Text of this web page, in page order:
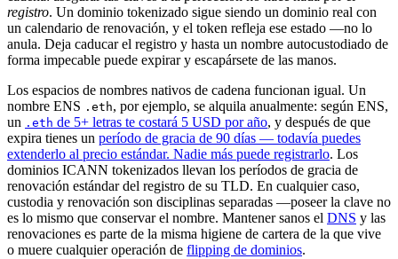
registro. Un dominio tokenizado sigue siendo un dominio real con
un calendario de renovación, y el token refleja ese estado —no lo
anula. Deja caducar el registro y hasta un nombre autocustodiado de
forma impecable puede expirar y escapársete de las manos.
Los espacios de nombres nativos de cadena funcionan igual. Un
nombre ENS .eth, por ejemplo, se alquila anualmente: según ENS,
un .eth de 5+ letras te costará 5 USD por año, y después de que
expira tienes un período de gracia de 90 días — todavía puedes
extenderlo al precio estándar. Nadie más puede registrarlo. Los
dominios ICANN tokenizados llevan los períodos de gracia de
renovación estándar del registro de su TLD. En cualquier caso,
custodia y renovación son disciplinas separadas —poseer la clave no
es lo mismo que conservar el nombre. Mantener sanos el DNS y las
renovaciones es parte de la misma higiene de cartera de la que vive
o muere cualquier operación de flipping de dominios.